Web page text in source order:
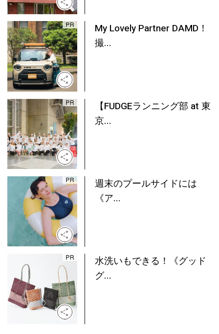
My Lovely Partner DAMD！
撮...
【FUDGEランニング部 at 東
京...
週末のプールサイドには
《ア...
水洗いもできる！《グッド
グ...